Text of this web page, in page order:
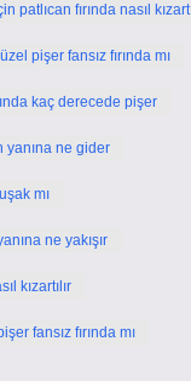
patlıcan fırında nasıl
pişer fansız fırında mı
kaç derecede pişer
yanına ne gider
mı
ne yakışır
kızartılır
fansız fırında mı